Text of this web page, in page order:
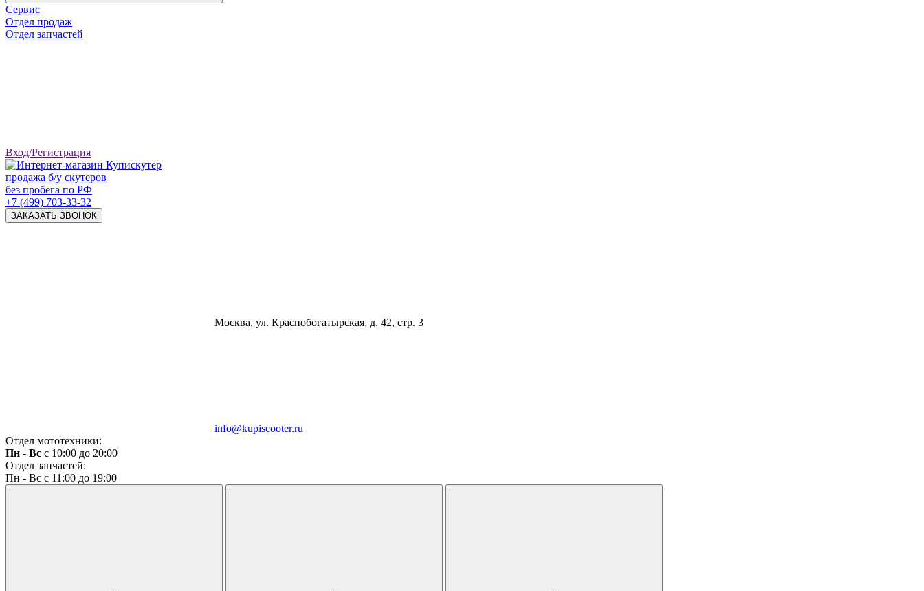
Сервис
Отдел продаж
Отдел запчастей
Вход/Регистрация
продажа б/у скутеров
без пробега по РФ
+7 (499) 703-33-32
ЗАКАЗАТЬ ЗВОНОК
Москва, ул. Краснобогатырская, д. 42, стр. 3
info@kupiscooter.ru
Отдел мототехники:
Пн - Вс с 10:00 до 20:00
Отдел запчастей:
Пн - Вс с 11:00 до 19:00